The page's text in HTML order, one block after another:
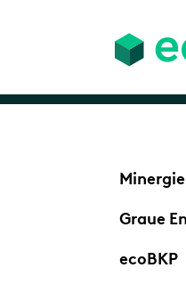
Graue
ecoBKP